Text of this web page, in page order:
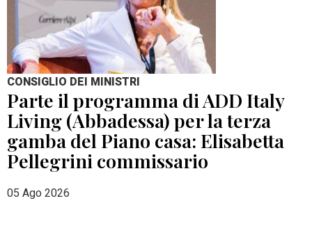
CONSIGLIO DEI MINISTRI
Parte il programma di ADD Italy
Living (Abbadessa) per la terza
gamba del Piano casa: Elisabetta
Pellegrini commissario
05 Ago 2026